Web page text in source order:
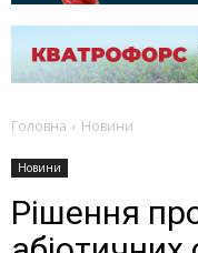
Головна Новини
Новини
Рішення